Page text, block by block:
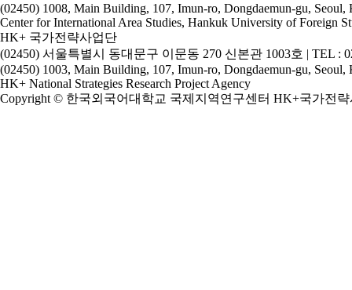
(02450) 1008, Main Building, 107, Imun-ro, Dongdaemun-gu, Seoul,
Center for International Area Studies, Hankuk University of Foreign
HK+ 국가전략사업단
(02450) 서울특별시 동대문구 이문동 270 신본관 1003호 | TEL :
(02450) 1003, Main Building, 107, Imun-ro, Dongdaemun-gu, Seoul,
HK+ National Strategies Research Project Agency
Copyright © 한국외국어대학교 국제지역연구센터 HK+국가전